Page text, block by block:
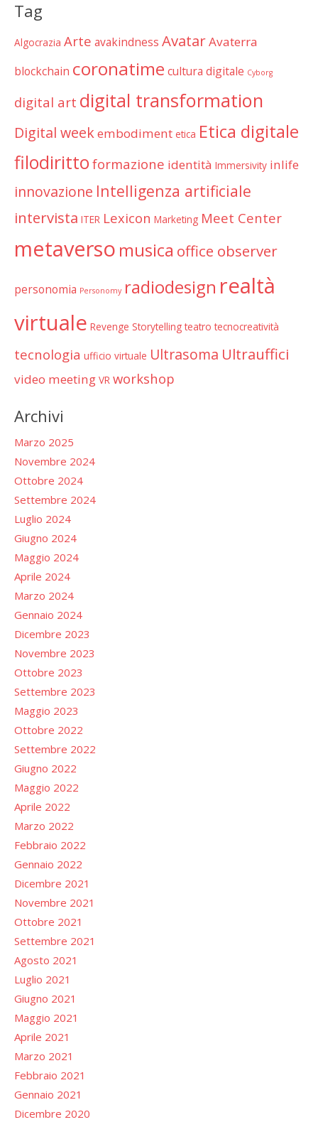
Tag
Algocrazia Arte avakindness AvatarAvaterra
blockchain coronatime cultura digitale Cyborg
digital art digital transformation
Digital weekembodiment etica Etica digitale
filodiritto formazione identità Immersivity inlife
innovazione Intelligenza artificiale
intervista ITER Lexicon Marketing Meet Center
metaverso musica office observer
personomia Personomy radiodesign realtà
virtuale Revenge Storytelling teatro tecnocreatività
tecnologia ufficio virtuale Ultrasoma Ultrauffici
video meeting VR workshop
Archivi
Marzo 2025
Novembre 2024
Ottobre 2024
Settembre 2024
Luglio 2024
Giugno 2024
Maggio 2024
Aprile 2024
Marzo 2024
Gennaio 2024
Dicembre 2023
Novembre 2023
Ottobre 2023
Settembre 2023
Maggio 2023
Ottobre 2022
Settembre 2022
Giugno 2022
Maggio 2022
Aprile 2022
Marzo 2022
Febbraio 2022
Gennaio 2022
Dicembre 2021
Novembre 2021
Ottobre 2021
Settembre 2021
Agosto 2021
Luglio 2021
Giugno 2021
Maggio 2021
Aprile 2021
Marzo 2021
Febbraio 2021
Gennaio 2021
Dicembre 2020